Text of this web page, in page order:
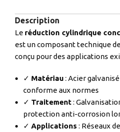
Description
Le réduction cylindrique
est un composant technique
conçu pour des applications
✓ Matériau : Acier
conforme aux normes
✓ Traitement:
protection anti-corrosion
✓ Applications : Réseaux